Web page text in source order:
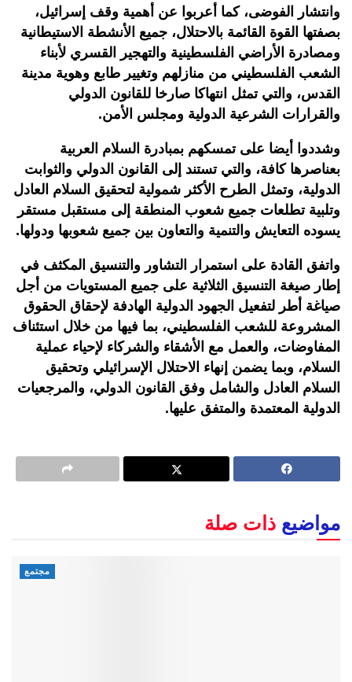
وانتشار الفوضى، كما أعربوا عن أهمية وقف إسرائيل،
بصفتها القوة القائمة بالاحتلال، جميع الأنشطة الاستيطانية
ومصادرة الأراضي الفلسطينية والتهجير القسري لأبناء
الشعب الفلسطيني من منازلهم وتغيير طابع وهوية مدينة
القدس، والتي تمثل انتهاكا صارخا للقانون الدولي
والقرارات الشرعية الدولية ومجلس الأمن.
وشددوا أيضا على تمسكهم بمبادرة السلام العربية
بعناصرها كافة، والتي تستند إلى القانون الدولي والثوابت
الدولية، وتمثل الطرح الأكثر شمولية لتحقيق السلام العادل
وتلبية تطلعات جميع شعوب المنطقة إلى مستقبل مستقر
يسوده التعايش والتنمية والتعاون بين جميع شعوبها ودولها.
واتفق القادة على استمرار التشاور والتنسيق المكثف في
إطار صيغة التنسيق الثلاثية على جميع المستويات من أجل
صياغة أطر لتفعيل الجهود الدولية الهادفة لإحقاق الحقوق
المشروعة للشعب الفلسطيني، بما فيها من خلال استئناف
المفاوضات، والعمل مع الأشقاء والشركاء لإحياء عملية
السلام، وبما يضمن إنهاء الاحتلال الإسرائيلي وتحقيق
السلام العادل والشامل وفق القانون الدولي، والمرجعيات
الدولية المعتمدة والمتفق عليها.
مواضيع ذات صلة
مجتمع